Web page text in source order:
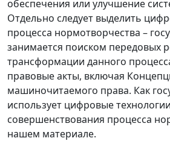
обеспечения или улучшение
Отдельно следует выделить
процесса нормотворчества –
занимается поиском передовых
трансформации данного
правовые акты, включая
машиночитаемого права. Как
использует цифровые
совершенствования процесса
нашем материале.